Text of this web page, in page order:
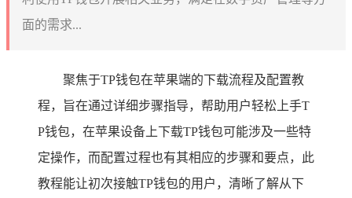
面的需求...
聚焦于TP钱包在苹果端的下载流程及配置教
程，旨在通过详细步骤指导，帮助用户轻松上手T
P钱包，在苹果设备上下载TP钱包可能涉及一些特
定操作，而配置过程也有其相应的步骤和要点，此
教程能让初次接触TP钱包的用户，清晰了解从下